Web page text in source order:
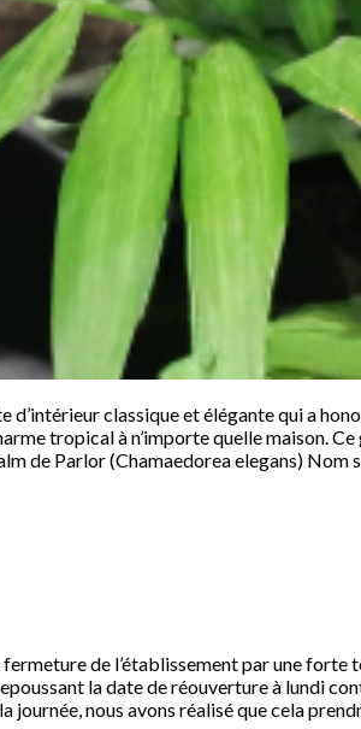
classique et élégante qui a
tropical à n’importe quelle maison.
de Parlor (Chamaedorea elegans)
de l’établissement par une forte
la date de réouverture à lundi
nous avons réalisé que cela